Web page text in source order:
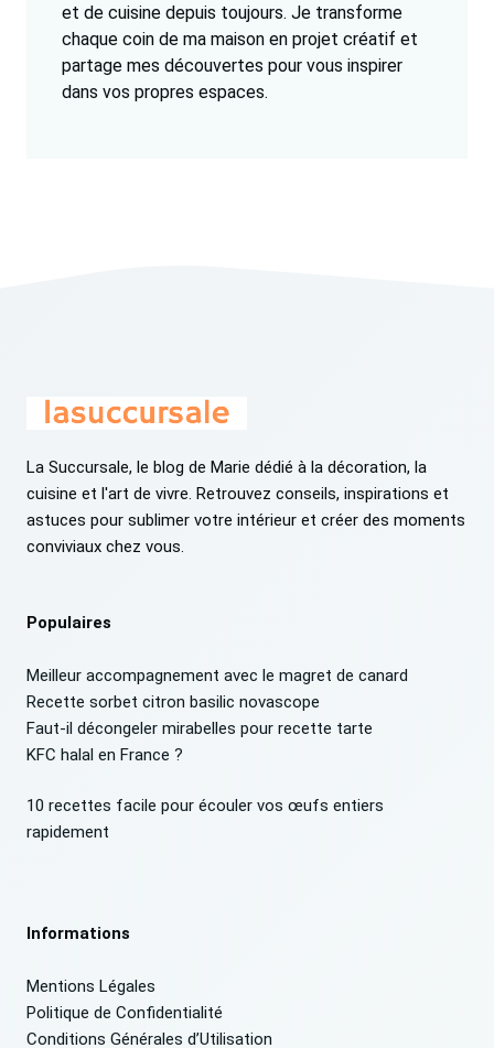
et de cuisine depuis toujours. Je transforme
chaque coin de ma maison en projet créatif et
partage mes découvertes pour vous inspirer
dans vos propres espaces.
La Succursale, le blog de Marie dédié à la décoration, la
cuisine et l'art de vivre. Retrouvez conseils, inspirations et
astuces pour sublimer votre intérieur et créer des moments
conviviaux chez vous.
Populaires
Meilleur accompagnement avec le magret de canard
Recette sorbet citron basilic novascope
Faut-il décongeler mirabelles pour recette tarte
KFC halal en France ?
10 recettes facile pour écouler vos œufs entiers
rapidement
Informations
Mentions Légales
Politique de Confidentialité
Conditions Générales d’Utilisation